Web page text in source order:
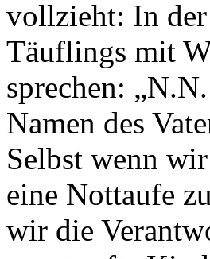
vollzieht: In
Täuflings mit
sprechen:
Namen des
Selbst wenn
eine Nottaufe
wir die